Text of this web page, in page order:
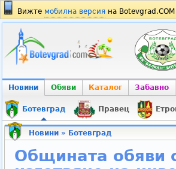
Вижте мобилна версия на Botevgrad.COM
Новини Обяви Каталог Забавно
Ботевград Правец
Новини» Ботевград
Общината обяви